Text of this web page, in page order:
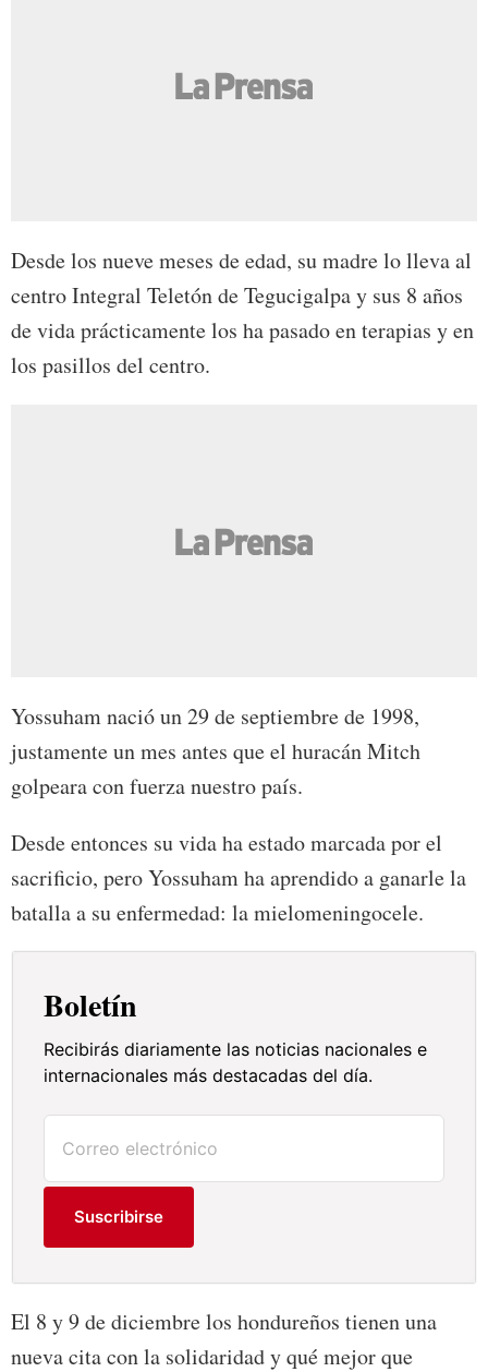
Desde los nueve meses de edad, su madre lo lleva al
centro Integral Teletón de Tegucigalpa y sus 8 años
de vida prácticamente los ha pasado en terapias y en
los pasillos del centro.
Yossuham nació un 29 de septiembre de 1998,
justamente un mes antes que el huracán Mitch
golpeara con fuerza nuestro país.
Desde entonces su vida ha estado marcada por el
sacrificio, pero Yossuham ha aprendido a ganarle la
batalla a su enfermedad: la mielomeningocele.
Boletín
Recibirás diariamente las noticias nacionales e
internacionales más destacadas del día.
Suscribirse
El 8 y 9 de diciembre los hondureños tienen una
nueva cita con la solidaridad y qué mejor que